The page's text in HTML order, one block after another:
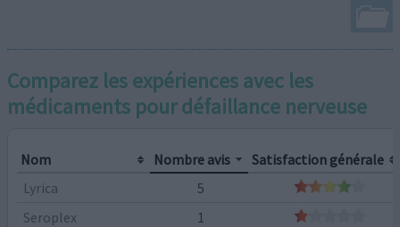
Comparez les expériences avec les
médicaments pourdéfaillance nerveuse
Nom Nombre avis
Satisfaction générale
Lyrica
5
Seroplex
1